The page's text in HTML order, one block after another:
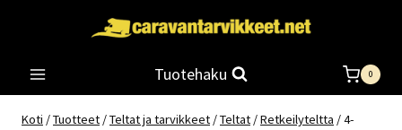
Tuotehaku 0
Koti /Tuotteet /Teltat ja tarvikkeet /Teltat /Retkeilyteltta /4-